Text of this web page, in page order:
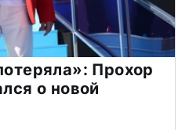
Прохор
о новой